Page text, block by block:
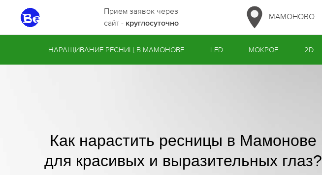
Прием заявок через
сайт - круглосуточно
МАМОНОВО
НАРАЩИВАНИЕ РЕСНИЦ В МАМОНОВЕ LED МОКРОЕ 2D
Как нарастить ресницы в Мамонове
для красивых и выразительных глаз?